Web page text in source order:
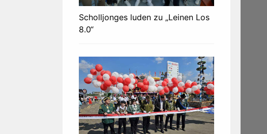
Scholljonges luden zu „Leinen Los
8.0“